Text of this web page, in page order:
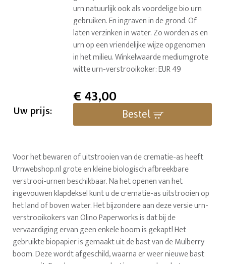
urn natuurlijk ook als voordelige bio urn
gebruiken. En ingraven in de grond. Of
laten verzinken in water. Zo worden as en
urn op een vriendelijke wijze opgenomen
in het milieu. Winkelwaarde mediumgrote
witte urn-verstrooikoker: EUR 49
Uw prijs:
€43,00
Bestel
Voor het bewaren of uitstrooien van de crematie-as heeft
Urnwebshop.nl grote en kleine biologisch afbreekbare
verstrooi-urnen beschikbaar. Na het openen van het
ingevouwen klapdeksel kunt u de crematie-as uitstrooien op
het land of boven water. Het bijzondere aan deze versie urn-
verstrooikokers van Olino Paperworks is dat bij de
vervaardiging ervan geen enkele boom is gekapt! Het
gebruikte biopapier is gemaakt uit de bast van de Mulberry
boom. Deze wordt afgeschild, waarna er weer nieuwe bast